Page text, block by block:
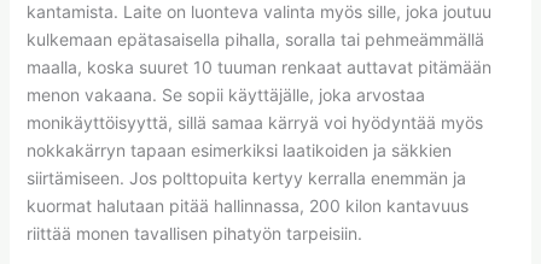
kantamista. Laite on luonteva valinta myös sille, joka joutuu
kulkemaan epätasaisella pihalla, soralla tai pehmeämmällä
maalla, koska suuret 10 tuuman renkaat auttavat pitämään
menon vakaana. Se sopii käyttäjälle, joka arvostaa
monikäyttöisyyttä, sillä samaa kärryä voi hyödyntää myös
nokkakärryn tapaan esimerkiksi laatikoiden ja säkkien
siirtämiseen. Jos polttopuita kertyy kerralla enemmän ja
kuormat halutaan pitää hallinnassa, 200 kilon kantavuus
riittää monen tavallisen pihatyön tarpeisiin.